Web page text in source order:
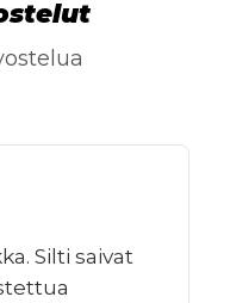
Silti saivat